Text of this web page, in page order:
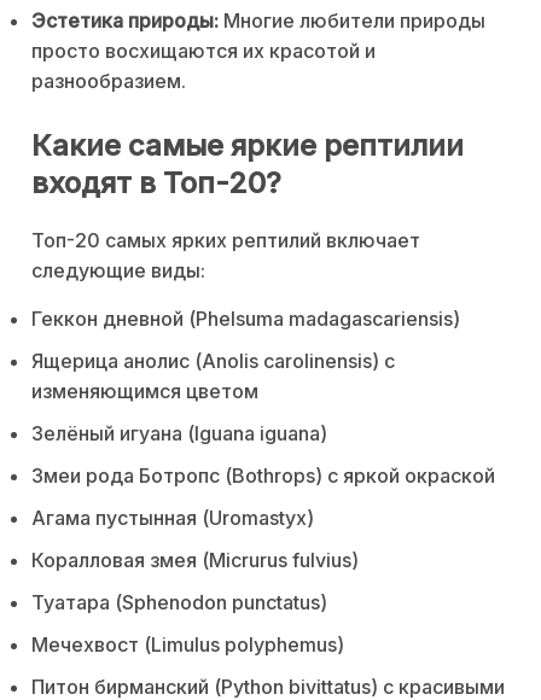
Эстетика природы: Многие любители природы
просто восхищаются их красотой и
разнообразием.
Какие самые яркие рептилии
входят в Топ-20?
Топ-20 самых ярких рептилий включает
следующие виды:
Геккон дневной (Phelsuma madagascariensis)
Ящерица анолис (Anolis carolinensis) с
изменяющимся цветом
Зелёный игуана (Iguana iguana)
Змеи рода Ботропс (Bothrops) с яркой окраской
Агама пустынная (Uromastyx)
Коралловая змея (Micrurus fulvius)
Туатара (Sphenodon punctatus)
Мечехвост (Limulus polyphemus)
Питон бирманский (Python bivittatus) с красивыми